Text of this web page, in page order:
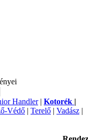
Handler| Kotorék |
Védő | Terelő | Vadász |